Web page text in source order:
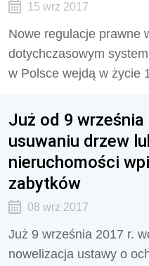
15 wrz 2017
Nowe regulacje prawne
dotychczasowym
w Polsce wejdą w życie
Już od 9
usuwaniu drzew
nieruchomości
zabytków
08 wrz 2017
Już 9 września 2017 r.
nowelizacja ustawy o